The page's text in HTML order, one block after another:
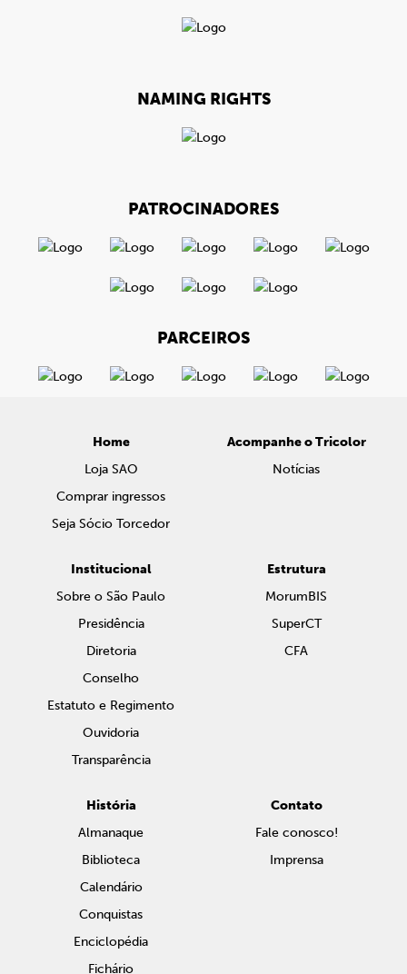
NAMING RIGHTS
PATROCINADORES
PARCEIROS
Home
Loja SAO
Comprar ingressos
Seja Sócio Torcedor
Acompanhe o Tricolor
Notícias
Institucional
Sobre o São Paulo
Presidência
Diretoria
Conselho
Estatuto e Regimento
Ouvidoria
Transparência
Estrutura
MorumBIS
SuperCT
CFA
História
Almanaque
Biblioteca
Calendário
Conquistas
Enciclopédia
Fichário
Contato
Fale conosco!
Imprensa